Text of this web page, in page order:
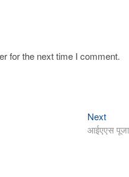
for the next time I comment.
NextNext
post:
आईएएस पूजा